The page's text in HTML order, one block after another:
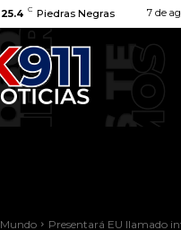
25.4 C Piedras Negras 7 de
Mundo Presentará EU llamado